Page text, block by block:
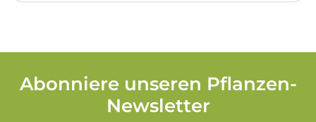
Abonniere unseren Pflanzen-
Newsletter